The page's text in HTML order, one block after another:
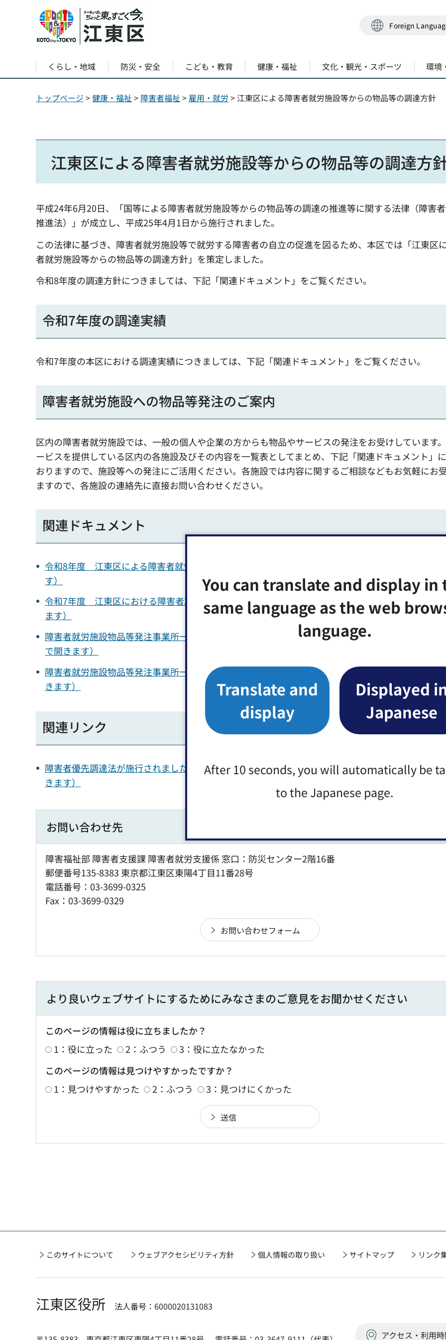
You can translate and display in
same language as the web
language.
Translate and
display
Displayed
Japanese
After 10 seconds, you will automatically be
to the Japanese page.
Foreign
くらし・地域 防災・安全 こども・教育 健康・福祉 文化・観光・スポーツ 環境
トップページ >健康・福祉 > 障害者福祉 >雇用・就労 > 江東区による障害者就労施設等からの物品等の調達方針
江東区による障害者就労施設等からの物品等の調達方
平成24年6月20日、「国等による障害者就労施設等からの物品等の調達の推進等に関する法律（障害
推進法）」が成立し、平成25年4月1日から施行されました。
この法律に基づき、障害者就労施設等で就労する障害者の自立の促進を図るため、本区では「江東区
者就労施設等からの物品等の調達方針」を策定しました。
令和8年度の調達方針につきましては、下記「関連ドキュメント」をご覧ください。
令和7年度の調達実績
令和7年度の本区における調達実績につきましては、下記「関連ドキュメント」をご覧ください。
障害者就労施設への物品等発注のご案内
区内の障害者就労施設では、一般の個人や企業の方からも物品やサービスの発注をお受けしています
ービスを提供している区内の各施設及びその内容を一覧表としてまとめ、下記「関連ドキュメント」
おりますので、施設等への発注にご活用ください。各施設では内容に関するご相談などもお気軽にお
ますので、各施設の連絡先に直接お問い合わせください。
関連ドキュメント
令和8年度 江東区による障害者就労施設等からの物品等の調達方針（PDF：96KB）（別ウィンドウ
す）
令和7年度 江東区における障害者就労施設等からの物品等の調達実績（PDF：69KB）（別ウィンド
ます）
障害者就労施設物品等発注事業所一覧表（excel版）（令和8年7月現在）（エクセル：51KB）（別ウ
で開きます）
障害者就労施設物品等発注事業所一覧表（pdf版）（令和8年7月現在）（PDF：287KB）（別ウィン
きます）
関連リンク
障害者優先調達法が施行されました（厚生労働省ホームページ）（外部サイトへリンク）（別ウィン
きます）
お問い合わせ先
障害福祉部 障害者支援課 障害者就労支援係 窓口：防災センター2階16番
郵便番号135-8383 東京都江東区東陽4丁目11番28号
電話番号：03-3699-0325
Fax：03-3699-0329
より良いウェブサイトにするためにみなさまのご意見をお聞かせください
このページの情報は役に立ちましたか？
1：役に立った
2：ふつう
3：役に立たなかった
このページの情報は見つけやすかったですか？
1：見つけやすかった
2：ふつう 3：見つけにくかった
このサイトについて ウェブアクセシビリティ方針 個人情報の取り扱い サイトマップ リンク
江東区役所 法人番号：6000020131083
アクセス・利用